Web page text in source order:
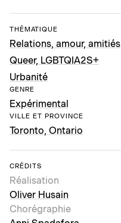
THÉMATIQUE
Relations, amour, amitiés
Queer, LGBTQIA2S+
Urbanité
GENRE
Expérimental
VILLE ET PROVINCE
Toronto, Ontario
CRÉDITS
Réalisation
Oliver Husain
Chorégraphie